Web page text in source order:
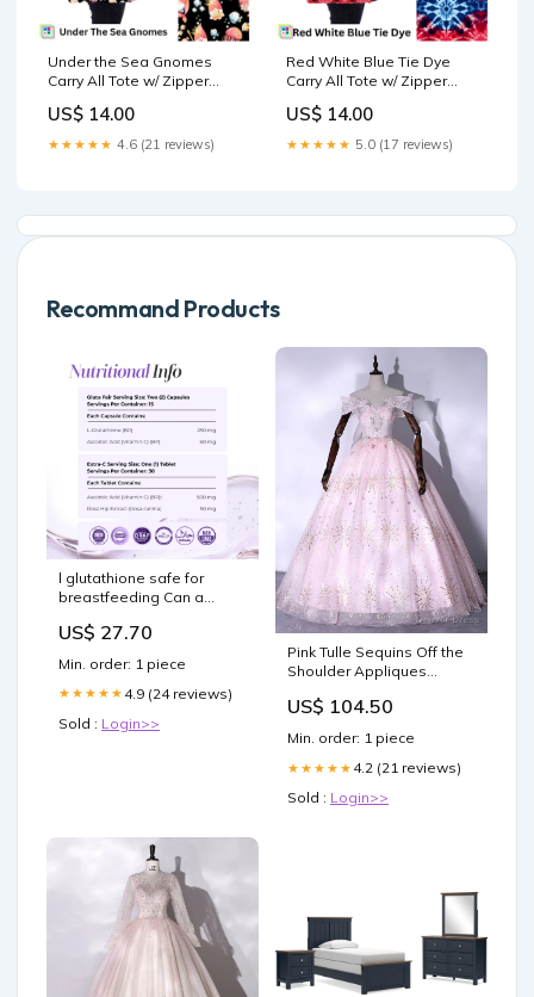
Under the Sea Gnomes
Carry All Tote w/ Zipper
US$ 14.00
★★★★★ 4.6 (21 reviews)
Red White Blue Tie Dye
Carry All Tote w/ Zipper
US$ 14.00
★★★★★ 5.0 (17 reviews)
Recommand Products
l glutathione safe for
breastfeeding Can a
Understanding Safety and
Strategies to Support –
US$ 27.70
Min. order: 1 piece
★★★★★ 4.9 (24 reviews)
Sold : Login>>
Pink Tulle Sequins Off the
Shoulder Appliques
winter23
US$ 104.50
Min. order: 1 piece
★★★★★ 4.2 (21 reviews)
Sold : Login>>